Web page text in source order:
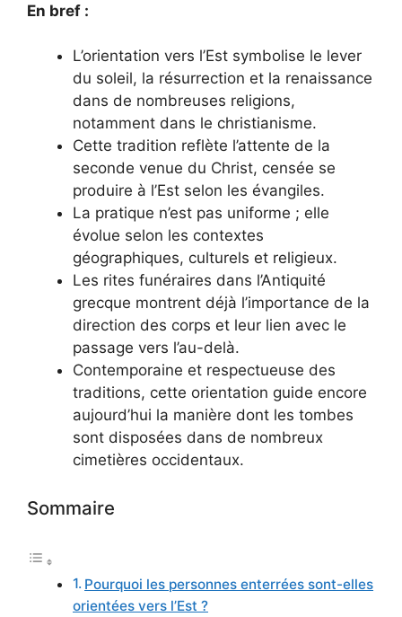
En bref :
L’orientation vers l’Est symbolise le lever
du soleil, la résurrection et la renaissance
dans de nombreuses religions,
notamment dans le christianisme.
Cette tradition reflète l’attente de la
seconde venue du Christ, censée se
produire à l’Est selon les évangiles.
La pratique n’est pas uniforme ; elle
évolue selon les contextes
géographiques, culturels et religieux.
Les rites funéraires dans l’Antiquité
grecque montrent déjà l’importance de la
direction des corps et leur lien avec le
passage vers l’au-delà.
Contemporaine et respectueuse des
traditions, cette orientation guide encore
aujourd’hui la manière dont les tombes
sont disposées dans de nombreux
cimetières occidentaux.
Sommaire
Pourquoi les personnes enterrées sont-elles
orientées vers l’Est ?